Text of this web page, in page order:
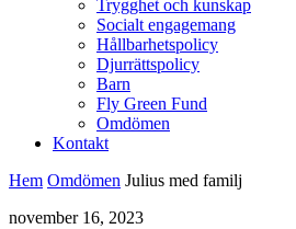
Trygghet och kunskap
Socialt engagemang
Hållbarhetspolicy
Djurrättspolicy
Barn
Fly Green Fund
Omdömen
Kontakt
Hem Omdömen Julius med familj
november 16, 2023